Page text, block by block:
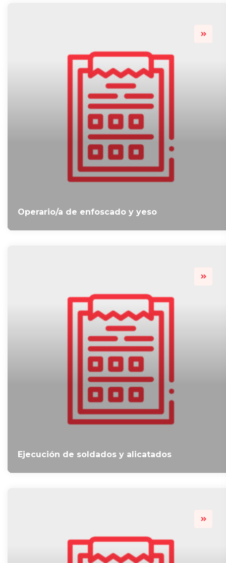
Operario/a de enfoscado y yeso
Ejecución de soldados y alicatados